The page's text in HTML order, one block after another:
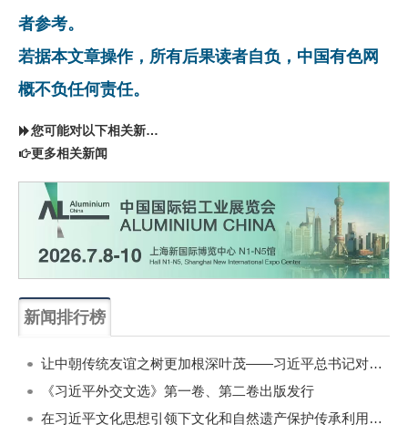
者参考。
若据本文章操作，所有后果读者自负，中国有色网
概不负任何责任。
您可能对以下相关新闻同样感兴趣
更多相关新闻
新闻排行榜
让中朝传统友谊之树更加根深叶茂——习近平总书记对朝鲜进行国事访问纪实
《习近平外交文选》第一卷、第二卷出版发行
在习近平文化思想引领下文化和自然遗产保护传承利用工作开创新局面